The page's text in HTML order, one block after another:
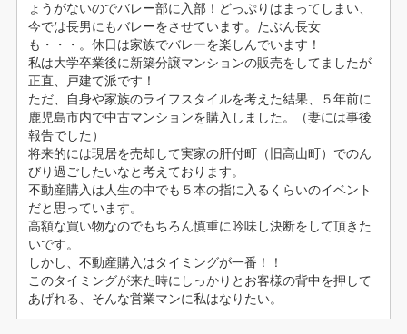
ょうがないのでバレー部に入部！どっぷりはまってしまい、
今では長男にもバレーをさせています。たぶん長女
も・・・。休日は家族でバレーを楽しんでいます！
私は大学卒業後に新築分譲マンションの販売をしてましたが
正直、戸建て派です！
ただ、自身や家族のライフスタイルを考えた結果、５年前に
鹿児島市内で中古マンションを購入しました。（妻には事後
報告でした）
将来的には現居を売却して実家の肝付町（旧高山町）でのん
びり過ごしたいなと考えております。
不動産購入は人生の中でも５本の指に入るくらいのイベント
だと思っています。
高額な買い物なのでもちろん慎重に吟味し決断をして頂きた
いです。
しかし、不動産購入はタイミングが一番！！
このタイミングが来た時にしっかりとお客様の背中を押して
あげれる、そんな営業マンに私はなりたい。